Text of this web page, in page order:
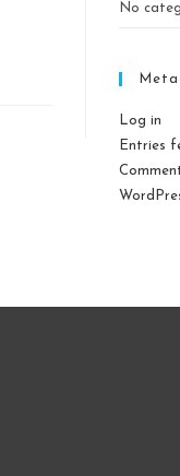
No
Meta
Log in
Entries